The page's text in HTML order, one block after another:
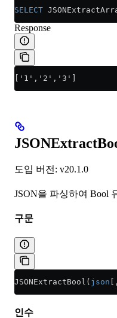
SELECT
Response
['1','2','3']
도입 버전: v20.1.0
JSON을 파싱하여 Bool
구문
JSONExtractBool( json
인수